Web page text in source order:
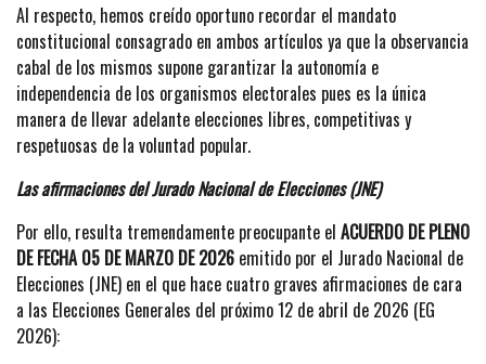
Al respecto, hemos creído oportuno recordar el mandato
constitucional consagrado en ambos artículos ya que la observancia
cabal de los mismos supone garantizar la autonomía e
independencia de los organismos electorales pues es la única
manera de llevar adelante elecciones libres, competitivas y
respetuosas de la voluntad popular.
Las afirmaciones del Jurado Nacional de Elecciones (JNE)
Por ello, resulta tremendamente preocupante el ACUERDO DE PLENO
DE FECHA 05 DE MARZO DE 2026 emitido por el Jurado Nacional de
Elecciones (JNE) en el que hace cuatro graves afirmaciones de cara
a las Elecciones Generales del próximo 12 de abril de 2026 (EG
2026):